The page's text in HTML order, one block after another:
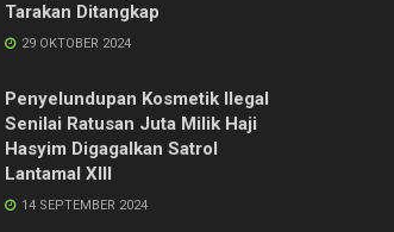
Tarakan Ditangkap
29 OKTOBER 2024
Penyelundupan Kosmetik Ilegal
Senilai Ratusan Juta Milik Haji
Hasyim Digagalkan Satrol
Lantamal XIII
14 SEPTEMBER 2024